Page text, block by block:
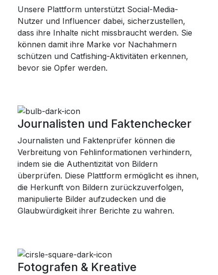
Unsere Plattform unterstützt Social-Media-
Nutzer und Influencer dabei, sicherzustellen,
dass ihre Inhalte nicht missbraucht werden. Sie
können damit ihre Marke vor Nachahmern
schützen und Catfishing-Aktivitäten erkennen,
bevor sie Opfer werden.
Journalisten und Faktenchecker
Journalisten und Faktenprüfer können die
Verbreitung von Fehlinformationen verhindern,
indem sie die Authentizität von Bildern
überprüfen. Diese Plattform ermöglicht es ihnen,
die Herkunft von Bildern zurückzuverfolgen,
manipulierte Bilder aufzudecken und die
Glaubwürdigkeit ihrer Berichte zu wahren.
Fotografen & Kreative